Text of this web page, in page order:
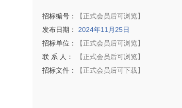
招标编号：
【正式会员后可浏览】
发布日期：
2024年11月25日
招标单位：
【正式会员后可浏览】
联 系 人：
【正式会员后可浏览】
招标文件：
【正式会员后可下载】